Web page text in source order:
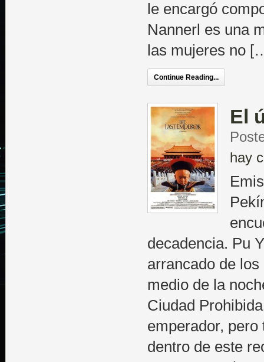
le encargó
Nannerl es una
las mujeres no
Continue Reading...
El
hay
decadencia. Pu
arrancado de
medio de la
Ciudad
emperador,
dentro de este